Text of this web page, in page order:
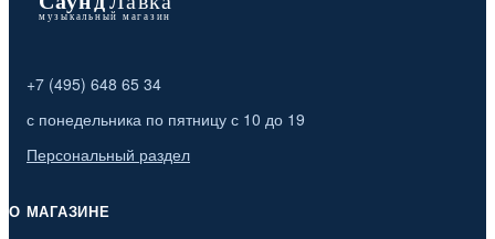
+7 (495) 648 65 34
с понедельника по пятницу с 10 до 19
Персональный раздел
О МАГАЗИНЕ